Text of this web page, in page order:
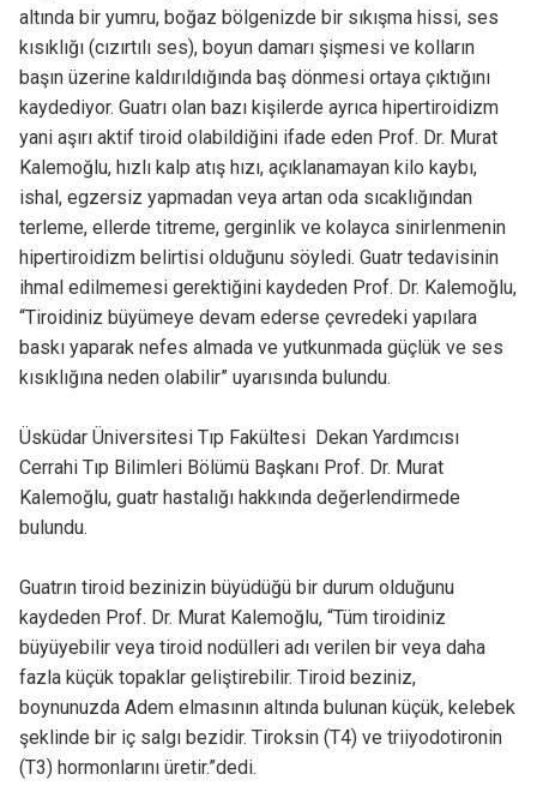
altında bir yumru, boğaz bölgenizde bir sıkışma hissi, ses
kısıklığı (cızırtılı ses), boyun damarı şişmesi ve kolların
başın üzerine kaldırıldığında baş dönmesi ortaya çıktığını
kaydediyor. Guatrı olan bazı kişilerde ayrıca hipertiroidizm
yani aşırı aktif tiroid olabildiğini ifade eden Prof. Dr. Murat
Kalemoğlu, hızlı kalp atış hızı, açıklanamayan kilo kaybı,
ishal, egzersiz yapmadan veya artan oda sıcaklığından
terleme, ellerde titreme, gerginlik ve kolayca sinirlenmenin
hipertiroidizm belirtisi olduğunu söyledi. Guatr tedavisinin
ihmal edilmemesi gerektiğini kaydeden Prof. Dr. Kalemoğlu,
“Tiroidiniz büyümeye devam ederse çevredeki yapılara
baskı yaparak nefes almada ve yutkunmada güçlük ve ses
kısıklığına neden olabilir” uyarısında bulundu.
Üsküdar Üniversitesi Tıp Fakültesi Dekan Yardımcısı
Cerrahi Tıp Bilimleri Bölümü Başkanı Prof. Dr. Murat
Kalemoğlu, guatr hastalığı hakkında değerlendirmede
bulundu.
Guatrın tiroid bezinizin büyüdüğü bir durum olduğunu
kaydeden Prof. Dr. Murat Kalemoğlu, “Tüm tiroidiniz
büyüyebilir veya tiroid nodülleri adı verilen bir veya daha
fazla küçük topaklar geliştirebilir. Tiroid beziniz,
boynunuzda Adem elmasının altında bulunan küçük, kelebek
şeklinde bir iç salgı bezidir. Tiroksin (T4) ve triiyodotironin
(T3) hormonlarını üretir.”dedi.